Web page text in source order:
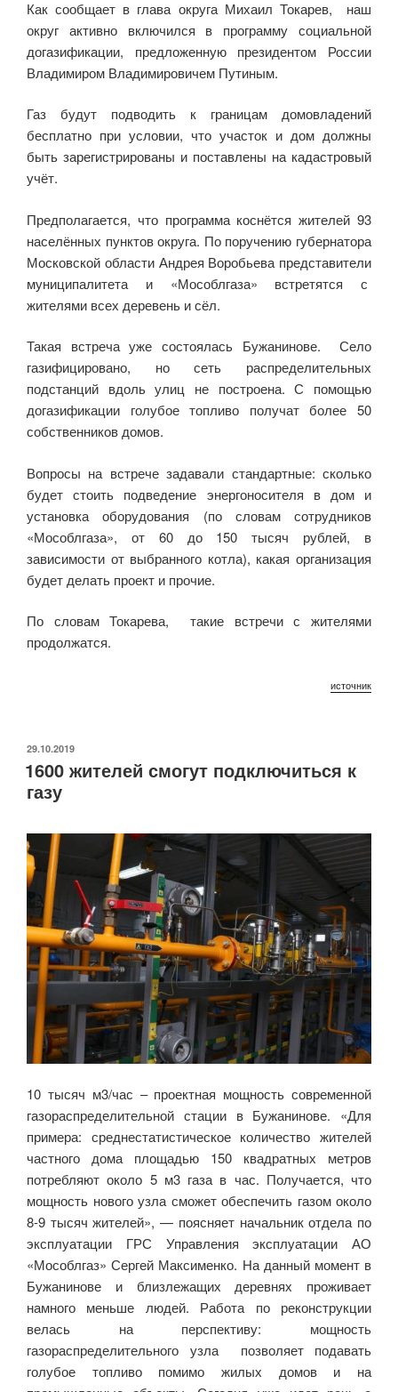
Как сообщает в глава округа Михаил Токарев, наш
округ активно включился в программу социальной
догазификации, предложенную президентом России
Владимиром Владимировичем Путиным.
Газ будут подводить к границам домовладений
бесплатно при условии, что участок и дом должны
быть зарегистрированы и поставлены на кадастровый
учёт.
Предполагается, что программа коснётся жителей 93
населённых пунктов округа. По поручению губернатора
Московской области Андрея Воробьева представители
муниципалитета и «Мособлгаза» встретятся с
жителями всех деревень и сёл.
Такая встреча уже состоялась Бужанинове. Село
газифицировано, но сеть распределительных
подстанций вдоль улиц не построена. С помощью
догазификации голубое топливо получат более 50
собственников домов.
Вопросы на встрече задавали стандартные: сколько
будет стоить подведение энергоносителя в дом и
установка оборудования (по словам сотрудников
«Мособлгаза», от 60 до 150 тысяч рублей, в
зависимости от выбранного котла), какая организация
будет делать проект и прочие.
По словам Токарева, такие встречи с жителями
продолжатся.
источник
ОПУБЛИКОВАНО
29.10.2019
1600 жителей смогут подключиться к
газу
10 тысяч м3/час – проектная мощность современной
газораспределительной стации в Бужанинове. «Для
примера: среднестатистическое количество жителей
частного дома площадью 150 квадратных метров
потребляют около 5 м3 газа в час. Получается, что
мощность нового узла сможет обеспечить газом около
8-9 тысяч жителей», — поясняет начальник отдела по
эксплуатации ГРС Управления эксплуатации АО
«Мособлгаз» Сергей Максименко. На данный момент в
Бужанинове и близлежащих деревнях проживает
намного меньше людей. Работа по реконструкции
велась на перспективу: мощность
газораспределительного узла позволяет подавать
голубое топливо помимо жилых домов и на